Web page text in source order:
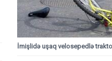
İmişlidə uşaq velosepedlə